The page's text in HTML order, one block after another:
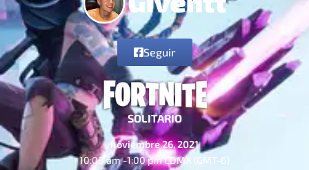
Seguir
SOLITARIO
noviembre 26, 2021
10:00 am -1:00 pm CDMX (GMT-6)